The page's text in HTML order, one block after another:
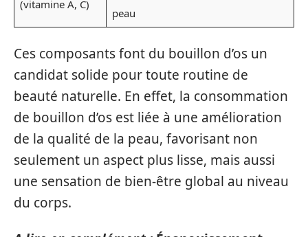
(vitamine A, C)
peau
Ces composants font du bouillon d’os un
candidat solide pour toute routine de
beauté naturelle. En effet, la consommation
de bouillon d’os est liée à une amélioration
de la qualité de la peau, favorisant non
seulement un aspect plus lisse, mais aussi
une sensation de bien-être global au niveau
du corps.